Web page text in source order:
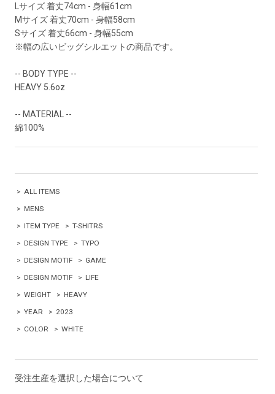
Lサイズ 着丈74cm - 身幅61cm
Mサイズ 着丈70cm - 身幅58cm
Sサイズ 着丈66cm - 身幅55cm
※幅の広いビッグシルエットの商品です。
-- BODY TYPE --
HEAVY 5.6oz
-- MATERIAL --
綿100%
> ALL ITEMS
> MENS
> ITEM TYPE > T-SHITRS
> DESIGN TYPE > TYPO
> DESIGN MOTIF > GAME
> DESIGN MOTIF > LIFE
> WEIGHT > HEAVY
> YEAR > 2023
> COLOR > WHITE
受注生産を選択した場合について